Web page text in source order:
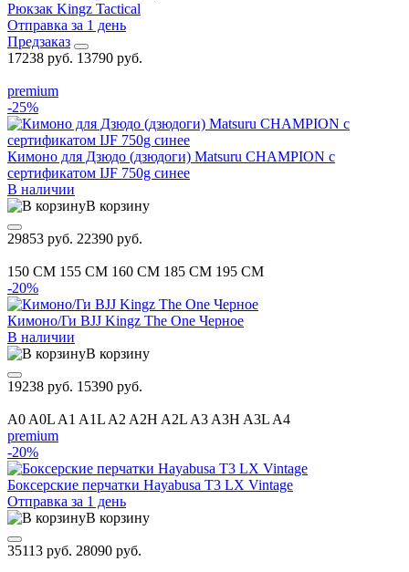
Рюкзак Kingz Tactical
Отправка за 1 день
Предзаказ
17238 руб. 13790 руб.
premium
-25%
Кимоно для Дзюдо (дзюдоги) Matsuru CHAMPION с
сертификатом IJF 750g синее
В наличии
В корзину
29853 руб. 22390 руб.
150 CM 155 CM 160 CM 185 CM 195 CM
-20%
Кимоно/Ги BJJ Kingz The One Черное
В наличии
В корзину
19238 руб. 15390 руб.
A0 A0L A1 A1L A2 A2H A2L A3 A3H A3L A4
premium
-20%
Боксерские перчатки Hayabusa T3 LX Vintage
Отправка за 1 день
В корзину
35113 руб. 28090 руб.